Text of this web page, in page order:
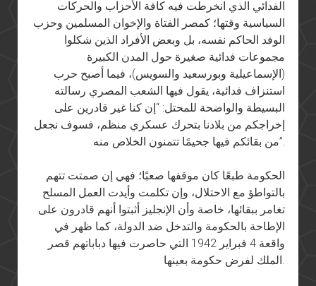
الفدائي الذي انخرطت فيه كافة الأحزاب والحركات
السياسية وقتها؛ كمصر الفتاة والإخوان المسلمين وحزب
الوفد الحاكم نفسه، بل وبعض الأفراد الذين شكلوا
مجموعات فدائية صغيرة حول المدن الكبيرة
(الإسماعيلية وبورسعيد والسويس)، فيما أصبح حرب
استنزاف فدائية، يقول فيها الشعب المصري رسالته
البسيطة والواضحة للمحتل: “إن كنا غير قادرين على
إخراجكم من بلادنا بتحرك عسكري منظم، فسوف نجعل
من بقائكم فيها جحيمًا تتمنون الخلاص منه”.
الحكومة طبعًا كان موقفها صعبًا؛ فهي إن صمتت تتهم
بالتواطؤ مع الاحتلال، وإن تكلمت وأيدت العمل المسلح
تغامر ببقائها، خاصة وأن الإنجليز أثبتوا أنهم قادرون على
الإطاحة بالحكومة والتدخل ضد الدولة، كما ظهر في
واقعة 4 فبراير 1942 التي حاصرت فيها دباباتهم قصر